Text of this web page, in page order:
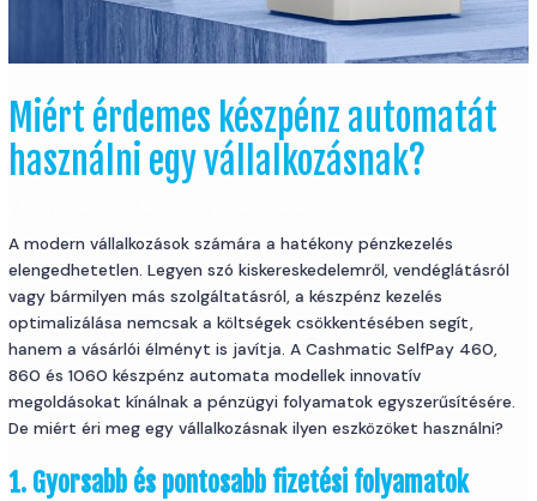
Miért érdemes készpénz automatát
használni egy vállalkozásnak?
A modern vállalkozások számára a hatékony pénzkezelés
elengedhetetlen. Legyen szó kiskereskedelemről, vendéglátásról
vagy bármilyen más szolgáltatásról, a készpénz kezelés
optimalizálása nemcsak a költségek csökkentésében segít,
hanem a vásárlói élményt is javítja. A Cashmatic SelfPay 460,
860 és 1060 készpénz automata modellek innovatív
megoldásokat kínálnak a pénzügyi folyamatok egyszerűsítésére.
De miért éri meg egy vállalkozásnak ilyen eszközöket használni?
1. Gyorsabb és pontosabb fizetési folyamatok